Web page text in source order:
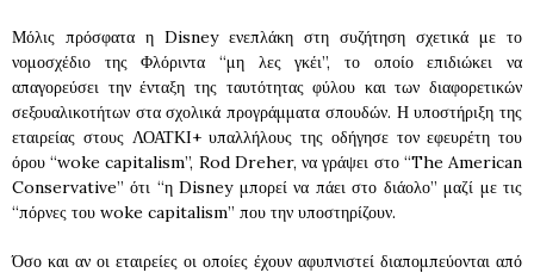
Μόλις πρόσφατα η Disney ενεπλάκη στη συζήτηση σχετικά με το
νομοσχέδιο της Φλόριντα “μη λες γκέι”, το οποίο επιδιώκει να
απαγορεύσει την ένταξη της ταυτότητας φύλου και των διαφορετικών
σεξουαλικοτήτων στα σχολικά προγράμματα σπουδών. Η υποστήριξη της
εταιρείας στους ΛΟΑΤΚΙ+ υπαλλήλους της οδήγησε τον εφευρέτη του
όρου “woke capitalism”, Rod Dreher, να γράψει στο “The American
Conservative” ότι “η Disney μπορεί να πάει στο διάολο” μαζί με τις
“πόρνες του woke capitalism” που την υποστηρίζουν.
Όσο και αν οι εταιρείες οι οποίες έχουν αφυπνιστεί διαπομπεύονται από